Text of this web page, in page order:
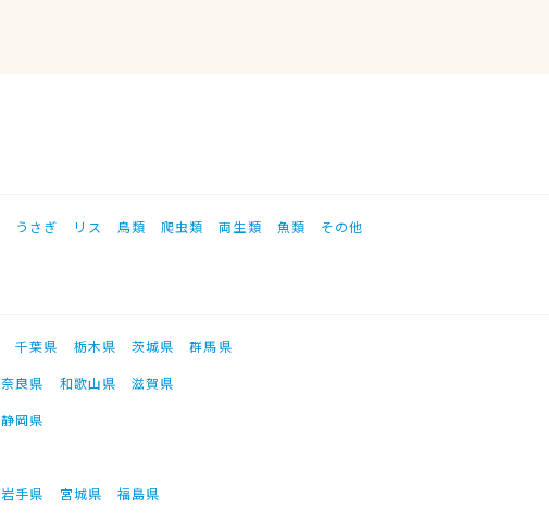
うさぎ リス 鳥類 爬虫類 両生類 魚類 その他
千葉県 栃木県 茨城県
群馬県
奈良県 和歌山県
滋賀県
静岡県
岩手県 宮城県
福島県